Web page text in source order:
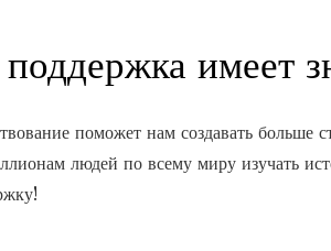
имеет
поможет нам создавать больше
людей по всему миру изучать